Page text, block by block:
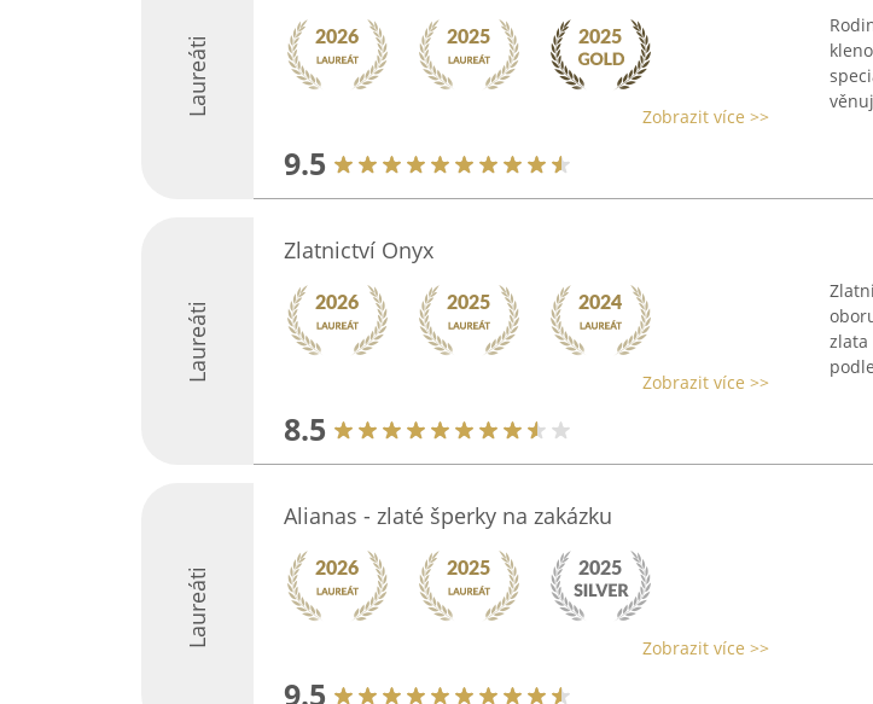
Laureáti Zobrazit více >>
9.5
Laureáti
Zlatnictví Onyx
Zobrazit více >>
8.5
Laureáti
Alianas - zlaté šperky na zakázku
Zobrazit více >>
9.5